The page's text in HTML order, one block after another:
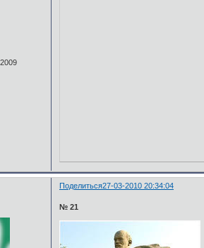
Поделиться27-03-2010 20:34:04
№ 21